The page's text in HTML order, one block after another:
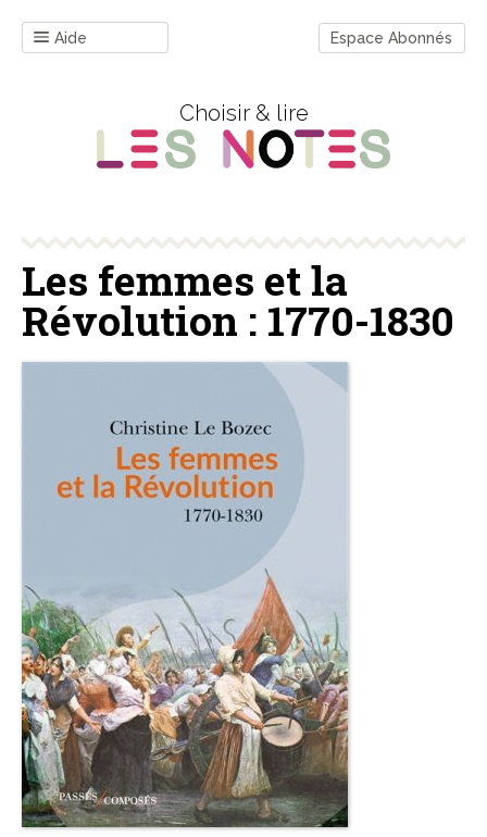
Aide Espace Abonnés
Choisir & lire
Les femmes et la
Révolution : 1770-1830